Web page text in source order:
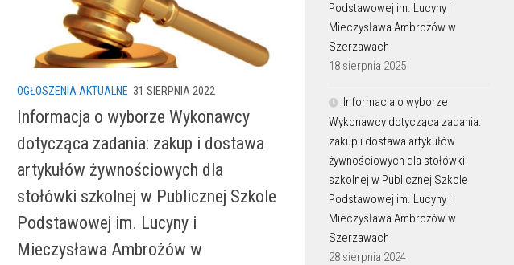
OGŁOSZENIA AKTUALNE 31 SIERPNIA 2022
Informacja o wyborze Wykonawcy
dotycząca zadania: zakup i dostawa
artykułów żywnościowych dla
stołówki szkolnej w Publicznej Szkole
Podstawowej im. Lucyny i
Mieczysława Ambrożów w
Podstawowej im. Lucyny i
Mieczysława Ambrożów w
Szerzawach
18 sierpnia 2025
Informacja o wyborze
Wykonawcy dotycząca zadania:
zakup i dostawa artykułów
żywnościowych dla stołówki
szkolnej w Publicznej Szkole
Podstawowej im. Lucyny i
Mieczysława Ambrożów w
Szerzawach
28 sierpnia 2024